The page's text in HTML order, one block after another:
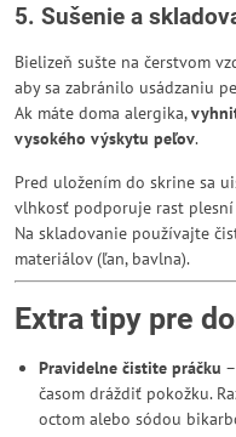
5. Sušenie a
Bielizeň sušte na čerstvom
aby sa zabránilo usádzaniu
Ak máte doma alergika,
vysokého výskytu peľov.
Pred uložením do skrine sa
vlhkosť podporuje rast plesní
Na skladovanie používajte
materiálov (ľan, bavlna).
Extra tipy pre
Pravidelne čistite práčku
časom dráždiť pokožku.
octom alebo sódou